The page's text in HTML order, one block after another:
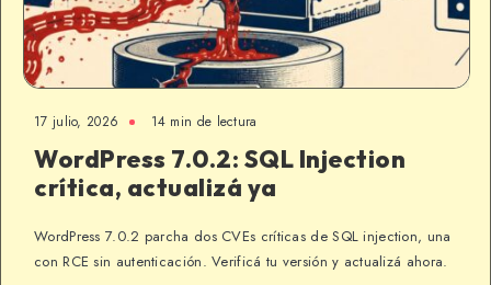
17 julio, 2026 14 min de lectura
WordPress 7.0.2: SQL Injection
crítica, actualizá ya
WordPress 7.0.2 parcha dos CVEs críticas de SQL injection, una
con RCE sin autenticación. Verificá tu versión y actualizá ahora.